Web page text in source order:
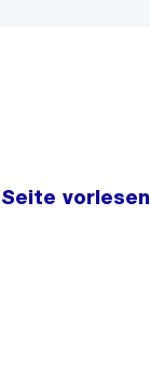
Seite vorlesen